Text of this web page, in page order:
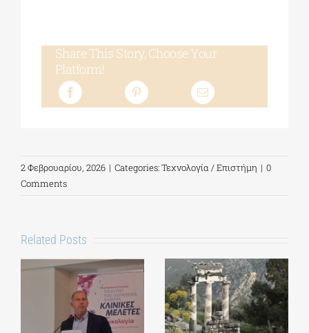
Share This Story, Choose Your
Platform!
2 Φεβρουαρίου, 2026 | Categories:Τεχνολογία / Επιστήμη | 0
Comments
Related Posts